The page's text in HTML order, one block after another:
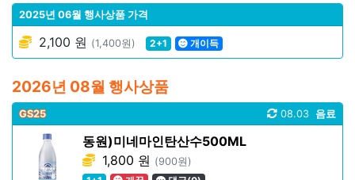
2025년 06월 행사상품 가격
2,100 원 (1,400원) 2+1 개이득
2026년 08월 행사상품
GS25 음료
08.03
동원)미네마인탄산수500ML
1,800 원 (900원)